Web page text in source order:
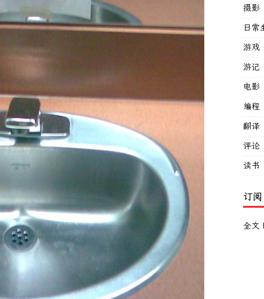
摄影
日常
游戏
游记
电影
编程
翻译
评论
读书
订阅
全文